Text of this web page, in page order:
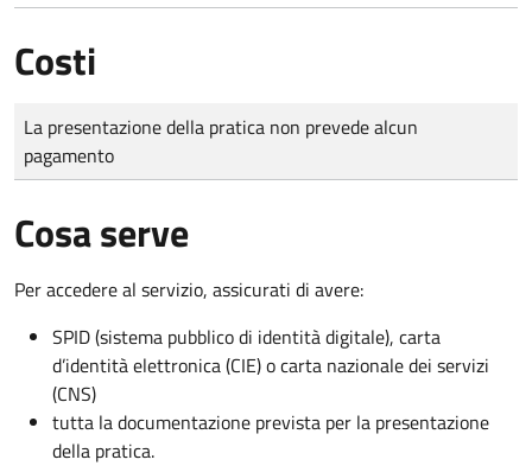
Costi
Tipo di pagamento
Importo
La presentazione della pratica non prevede alcun
pagamento
Cosa serve
Per accedere al servizio, assicurati di avere:
SPID (sistema pubblico di identità digitale), carta
d’identità elettronica (CIE) o carta nazionale dei servizi
(CNS)
tutta la documentazione prevista per la presentazione
della pratica.